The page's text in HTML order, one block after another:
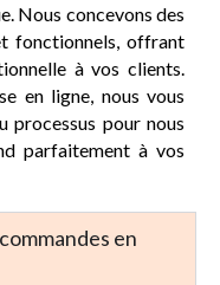
Nous concevons des
fonctionnels, offrant
à vos clients.
en ligne, nous vous
processus pour nous
parfaitement à vos
en